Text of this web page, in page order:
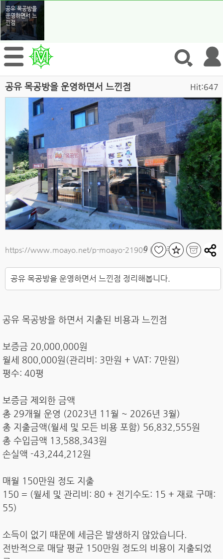
공유 목공방을
운영하면서 느
낀점
Hit:647
공유 목공방을 운영하면서 느낀점
0
https://www.moayo.net/p-moayo-21909(짧은주소)
공유 목공방을 운영하면서 느낀점 정리해봅니다.
공유 목공방을 하면서 지출된 비용과 느낀점
보증금 20,000,000원
월세 800,000원(관리비: 3만원 + VAT: 7만원)
평수: 40평
보증금 제외한 금액
총 29개월 운영 (2023년 11월 ~ 2026년 3월)
총 지출금액(월세 및 모든 비용 포함) 56,832,555원
총 수입금액 13,588,343원
손실액 -43,244,212원
매월 150만원 정도 지출
150 = (월세 및 관리비: 80 + 전기수도: 15 + 재료 구매:
55)
소득이 없기 때문에 세금은 발생하지 않았습니다.
전반적으로 매달 평균 150만원 정도의 비용이 지출되었